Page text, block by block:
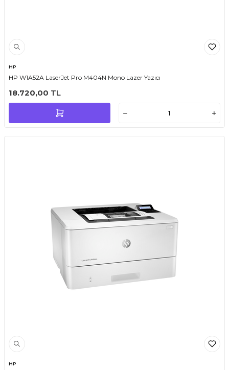
HP
HP W1A52A LaserJet Pro M404N Mono Lazer Yazıcı
18.720,00 TL
HP